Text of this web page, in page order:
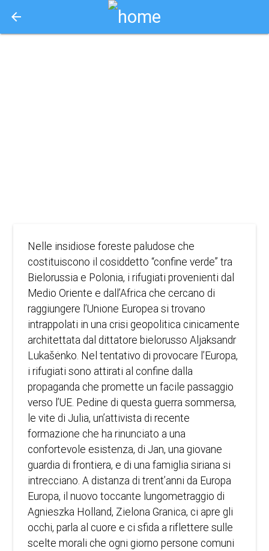
arrow_back
Nelle insidiose foreste paludose che
costituiscono il cosiddetto “confine verde” tra
Bielorussia e Polonia, i rifugiati provenienti dal
Medio Oriente e dall’Africa che cercano di
raggiungere l’Unione Europea si trovano
intrappolati in una crisi geopolitica cinicamente
architettata dal dittatore bielorusso Aljaksandr
Lukašėnko. Nel tentativo di provocare l’Europa,
i rifugiati sono attirati al confine dalla
propaganda che promette un facile passaggio
verso l’UE. Pedine di questa guerra sommersa,
le vite di Julia, un’attivista di recente
formazione che ha rinunciato a una
confortevole esistenza, di Jan, una giovane
guardia di frontiera, e di una famiglia siriana si
intrecciano. A distanza di trent’anni da Europa
Europa, il nuovo toccante lungometraggio di
Agnieszka Holland, Zielona Granica, ci apre gli
occhi, parla al cuore e ci sfida a riflettere sulle
scelte morali che ogni giorno persone comuni